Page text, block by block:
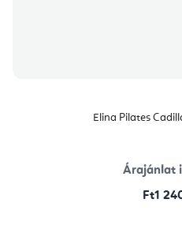
Elina Pilates
Árajánlat
Ft1